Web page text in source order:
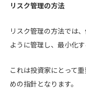
リスク管理の方法
リスク管理の方法では
ように管理し、最小化
これは投資家にとって
めの指針となります。